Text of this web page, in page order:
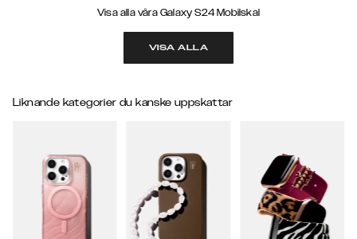
Visa alla våra Galaxy S24 Mobilskal
VISA ALLA
Liknande kategorier du kanske uppskattar